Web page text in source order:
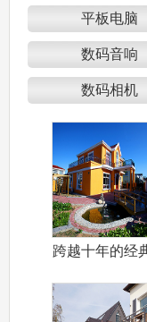
平板电脑
数码音响
数码相机
跨越十年的经